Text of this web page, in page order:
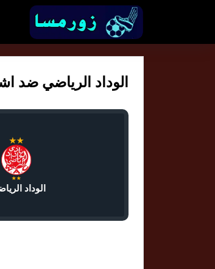
الوداد الرياضي ضد
الوداد